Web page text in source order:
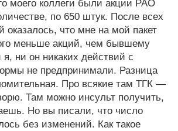
моего коллеги были акции РАО
по 650 штук. После всех
оказалось, что мне на мой пакет
меньше акций, чем бывшему
я, ни он никаких действий с
не предпринимали. Разница
Про всякие там ТГК —
Там можно инсульт получить,
Но вы писали, что число
без изменений. Как такое